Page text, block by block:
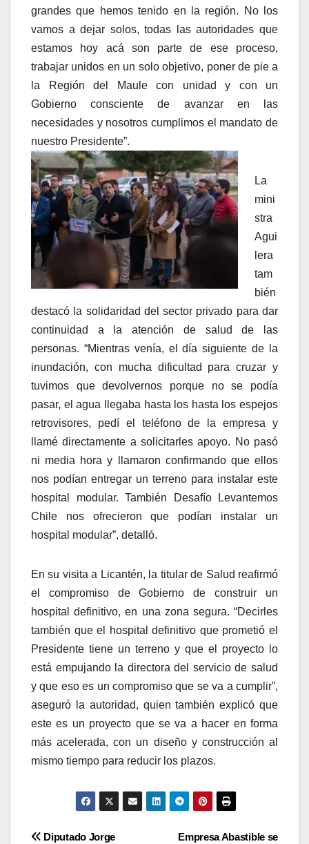
grandes que hemos tenido en la región. No los
vamos a dejar solos, todas las autoridades que
estamos hoy acá son parte de ese proceso,
trabajar unidos en un solo objetivo, poner de pie a
la Región del Maule con unidad y con un
Gobierno consciente de avanzar en las
necesidades y nosotros cumplimos el mandato de
nuestro Presidente”.
La
mini
stra
Agui
lera
tam
bién
destacó la solidaridad del sector privado para dar
continuidad a la atención de salud de las
personas. “Mientras venía, el día siguiente de la
inundación, con mucha dificultad para cruzar y
tuvimos que devolvernos porque no se podía
pasar, el agua llegaba hasta los hasta los espejos
retrovisores, pedí el teléfono de la empresa y
llamé directamente a solicitarles apoyo. No pasó
ni media hora y llamaron confirmando que ellos
nos podían entregar un terreno para instalar este
hospital modular. También Desafío Levantemos
Chile nos ofrecieron que podían instalar un
hospital modular”, detalló.
En su visita a Licantén, la titular de Salud reafirmó
el compromiso de Gobierno de construir un
hospital definitivo, en una zona segura. “Decirles
también que el hospital definitivo que prometió el
Presidente tiene un terreno y que el proyecto lo
está empujando la directora del servicio de salud
y que eso es un compromiso que se va a cumplir”,
aseguró la autoridad, quien también explicó que
este es un proyecto que se va a hacer en forma
más acelerada, con un diseño y construcción al
mismo tiempo para reducir los plazos.
Empresa Abastible se
Diputado Jorge